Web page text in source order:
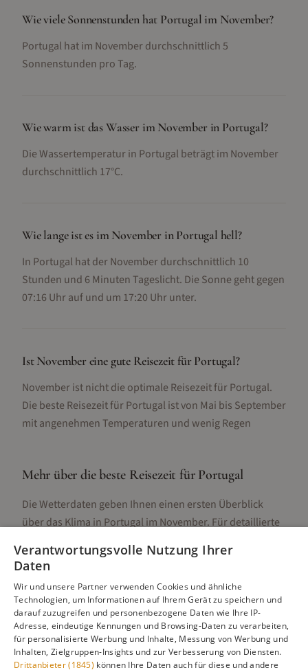
Wie viele Sonnenstunden hat Portugal im November?
Portugal hat im November durchschnittlich 5
Sonnenstunden pro Tag.
Wie warm ist das Wasser im November in Portugal?
Die Wassertemperatur in Portugal beträgt im November
durchschnittlich 17°C.
Wie lange ist es im November in Portugal hell?
In Portugal hat der November durchschnittlich 10
Stunden und 6 Minuten Tageslicht. Die Sonne geht gegen
07:16 Uhr auf und um 17:20 Uhr unter.
Ist November eine gute Reisezeit für Portugal?
November ist nicht die optimale Reisezeit für Portugal.
Die beste Reisezeit für Portugal ist von Mai bis September
mit angenehmen Temperaturen und wenig Regen
Mehr über die beste Reisezeit für Portugal
Die Wetterdaten geben Ihnen einen ersten Überblick
über das Klima in Portugalim November. Für detaillierte
Unterschieden, Aktivitäten und Reisetipps besuchen Sie
Alle Infos zur besten Reisezeit Portugal
Verantwortungsvolle Nutzung Ihrer
Daten
Wir und unsere Partner verwenden Cookies und ähnliche
Technologien, um Informationen auf Ihrem Gerät zu speichern und
darauf zuzugreifen und personenbezogene Daten wie Ihre IP-
Adresse, eindeutige Kennungen und Browsing-Daten zu verarbeiten,
für personalisierte Werbung und Inhalte, Messung von Werbung und
Inhalten, Zielgruppen-Insights und zur Verbesserung von Diensten.
Drittanbieter (1845) können Ihre Daten auch für diese und andere